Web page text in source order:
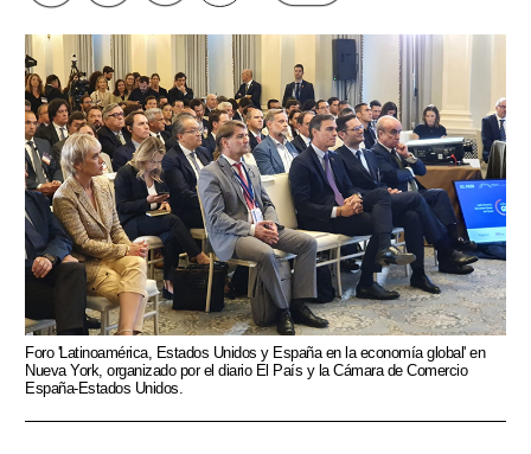
Foro 'Latinoamérica, Estados Unidos y España en la economía global' en
Nueva York, organizado por el diario El País y la Cámara de Comercio
España-Estados Unidos.